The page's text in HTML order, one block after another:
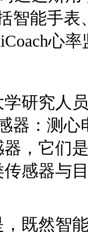
智能手表
心
究人员
器：测
，它们
感器与
然智能